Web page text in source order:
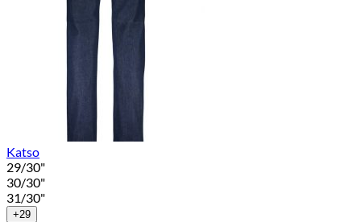
Katso
29/30"
30/30"
31/30"
+29